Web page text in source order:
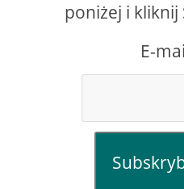
poniżej i kliknij
E-